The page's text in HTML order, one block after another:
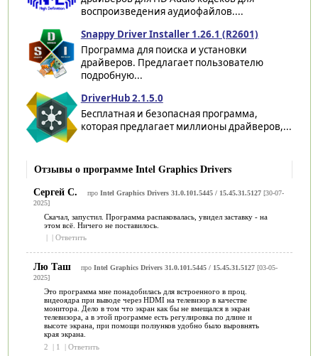
воспроизведения аудиофайлов....
Snappy Driver Installer 1.26.1 (R2601)
Программа для поиска и установки
драйверов. Предлагает пользователю
подробную...
DriverHub 2.1.5.0
Бесплатная и безопасная программа,
которая предлагает миллионы драйверов,...
Отзывы о программе Intel Graphics Drivers
Сергей С.
про Intel Graphics Drivers 31.0.101.5445 / 15.45.31.5127[30-07-
2025]
Скачал, запустил. Программа распаковалась, увидел заставку - на
этом всё. Ничего не поставилось.
Ответить
Лю Таш про Intel Graphics Drivers 31.0.101.5445 / 15.45.31.5127[03-05-
2025]
Это программа мне понадобилась для встроенного в проц.
видеоядра при выводе через HDMI на телевизор в качестве
монитора. Дело в том что экран как бы не вмещался в экран
телевизора, а в этой программе есть регулировка по длине и
высоте экрана, при помощи ползунков удобно было выровнять
края экрана.
2
| 1 | Ответить